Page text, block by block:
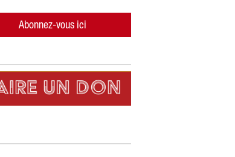
Abonnez-vous ici